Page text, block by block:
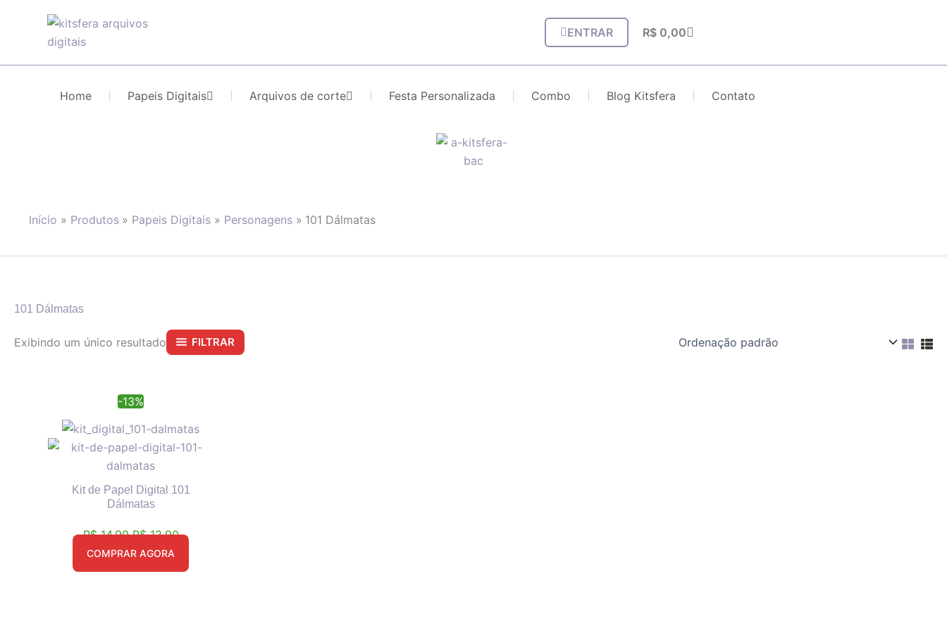
conteúdo
ENTRAR R$0,00Carrinho
Home Papeis Digitais Arquivos de corte Festa Personalizada Combo Blog Kitsfera Contato
Início Produtos Papeis Digitais Personagens 101 Dálmatas
101 Dálmatas
Exibindo um único resultado FILTRAR
-13%
Kit de Papel Digital 101
Dálmatas
R$14,90
O
preço
original
era:
R$ 14,90.
R$12,90
atual
é:
COMPRAR AGORA